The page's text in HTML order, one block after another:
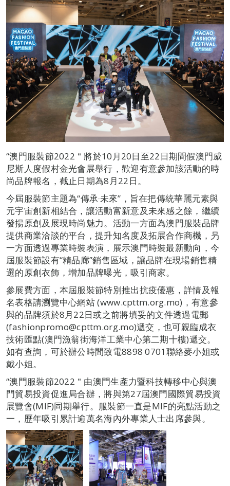
“澳門服裝節2022＂將於10月20日至22日期間假澳門威
尼斯人度假村金光會展舉行，歡迎有意參加該活動的時
尚品牌報名，截止日期為8月22日。
今屆服裝節主題為“傳承‧未來”，旨在把傳統華麗元素與
元宇宙創新相結合，讓活動富新意及未來感之餘，繼續
發揚原創及展現時尚魅力。活動一方面為澳門服裝品牌
提供商業洽談的平台，提升知名度及拓展合作商機，叧
一方面透過專業時裝表演，展示澳門時裝最新動向，今
屆服裝節設有“精品廊”銷售區域，讓品牌在現場銷售精
選的原創衣飾，增加品牌曝光，吸引商家。
參展費方面，本屆服裝節特別推出抗疫優惠，詳情及報
名表格請瀏覽中心網站 (www.cpttm.org.mo)，有意參
與的品牌須於8月22日或之前將填妥的文件透過電郵
(fashionpromo@cpttm.org.mo)遞交，也可親臨成衣
技術匯點(澳門漁翁街海洋工業中心第二期十樓)遞交。
如有查詢，可於辦公時間致電8898 0701聯絡麥小姐或
戴小姐。
“澳門服裝節2022＂由澳門生產力暨科技轉移中心與澳
門貿易投資促進局合辦，將與第27屆澳門國際貿易投資
展覽會(MIF)同期舉行。服裝節一直是MIF的亮點活動之
一，歷年吸引累計逾萬名海內外專業人士出席參與。